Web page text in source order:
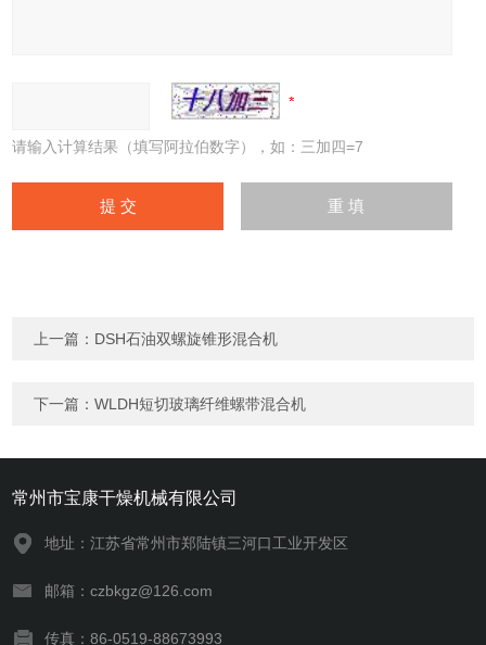
请输入计算结果（填写阿拉伯数字），如：三加四=7
上一篇： DSH石油双螺旋锥形混合机
下一篇：WLDH短切玻璃纤维螺带混合机
常州市宝康干燥机械有限公司
地址：江苏省常州市郑陆镇三河口工业开发区
邮箱：czbkgz@126.com
传真：86-0519-88673993